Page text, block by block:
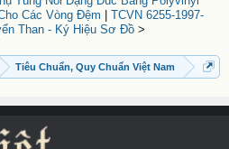
Các Vòng Đệm | TCVN 6255-1997-
Than - Ký Hiệu Sơ Đồ>
Tiêu Chuẩn, Quy Chuẩn Việt Nam